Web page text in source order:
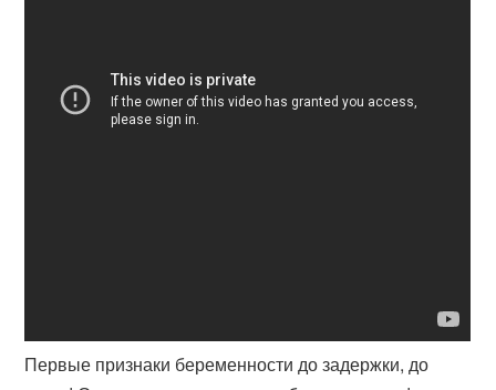
Первые признаки беременности до задержки, до